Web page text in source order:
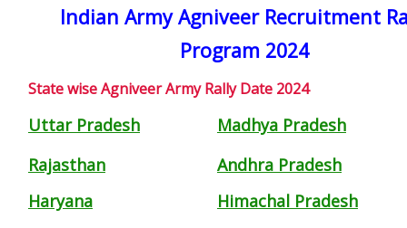
Indian Army Agniveer Recruitment
Program 2024
State wise Agniveer Army Rally Date 2024
Uttar Pradesh
Madhya Pradesh
Rajasthan
Andhra Pradesh
Haryana
Himachal Pradesh